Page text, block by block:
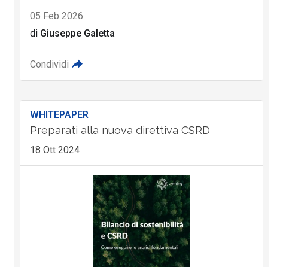
05 Feb 2026
di Giuseppe Galetta
Condividi
WHITEPAPER
Preparati alla nuova direttiva CSRD
18 Ott 2024